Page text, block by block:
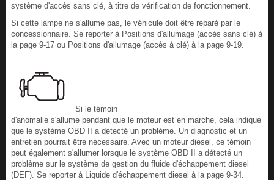
système d'accès sans clé, à titre de vérification de fonctionnement.
Si cette lampe ne s'allume pas, le véhicule doit être réparé par le
concessionnaire. Se reporter à Positions d'allumage (accès sans clé) à
la page 9-17 ou Positions d'allumage (accès à clé) à la page 9-19.
Si le témoin
d'anomalie s'allume pendant que le moteur est en marche, cela indique
que le système OBD II a détecté un problème. Un diagnostic et un
entretien pourrait être nécessaire. Avec un moteur diesel, ce témoin
peut également s'allumer lorsque le système OBD II a détecté un
problème sur le système de gestion du fluide d'échappement diesel
(DEF). Se reporter à Liquide d'échappement diesel à la page 9-34.